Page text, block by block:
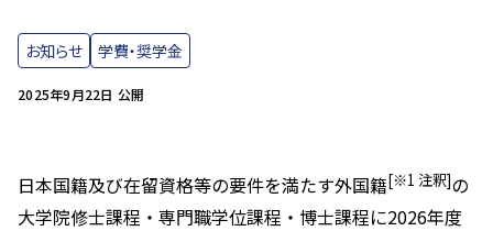
2025年9月22日 公開
お知らせ 学費・奨学金
日本国籍及び在留資格等の要件を満たす外国籍[※1 注釈]の
大学院修士課程・専門職学位課程・博士課程に2026年度